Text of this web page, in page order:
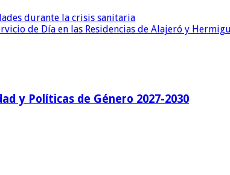
durante la crisis sanitaria
de Día en las Residencias de Alajeró y
y Políticas de Género 2027-2030